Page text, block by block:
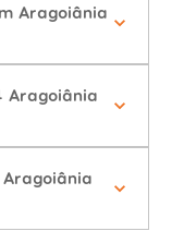
Aragoiânia
Aragoiânia